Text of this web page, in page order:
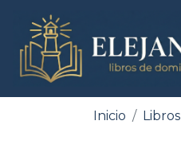
Inicio Libros